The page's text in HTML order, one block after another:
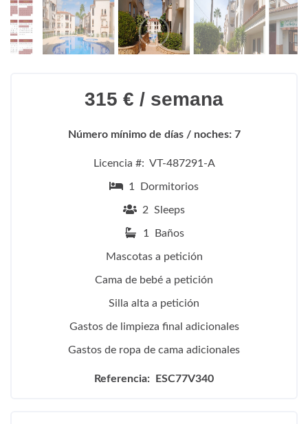
315 € / semana
Número mínimo de días / noches: 7
Licencia #: VT-487291-A
1 Dormitorios
2 Sleeps
1 Baños
Mascotas a petición
Cama de bebé a petición
Silla alta a petición
Gastos de limpieza final adicionales
Gastos de ropa de cama adicionales
Referencia: ESC77V340